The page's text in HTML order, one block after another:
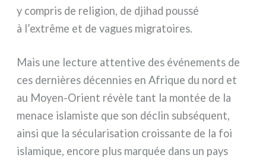
y com­pris de reli­gion, de dji­had pous­sé
à l’extrême et de vagues migra­toi­res.
Mais une lec­tu­re atten­ti­ve des évé­ne­men­ts de
ces der­niè­res décen­nies en Afrique du nord et
au Moyen-Orient révè­le tant la mon­tée de la
mena­ce isla­mi­ste que son déclin sub­sé­quent,
ain­si que la sécu­la­ri­sa­tion crois­san­te de la foi
isla­mi­que, enco­re plus mar­quée dans un pays